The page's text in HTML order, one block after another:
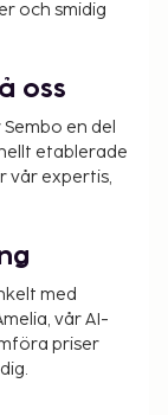
och smidig
oss
en del
etablerade
vår expertis,
med
vår AI-
priser